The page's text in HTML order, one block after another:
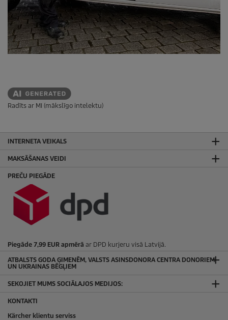
Radīts ar MI (mākslīgo intelektu)
INTERNETA VEIKALS
MAKSĀŠANAS VEIDI
PREČU PIEGĀDE
Piegāde 7,99 EUR apmērā ar DPD kurjeru visā Latvijā.
ATBALSTS GODA ĢIMENĒM, VALSTS ASINSDONORA CENTRA DONORIEM
UN UKRAINAS BĒGĻIEM
SEKOJIET MUMS SOCIĀLAJOS MEDIJOS:
KONTAKTI
Kärcher klientu serviss